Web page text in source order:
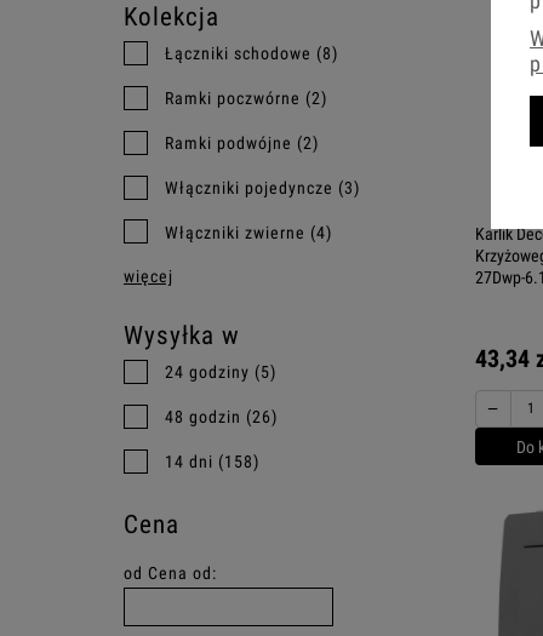
Kolekcja
Łączniki schodowe (8)
Ramki poczwórne (2)
Ramki podwójne (2)
Włączniki pojedyncze (3)
Włączniki zwierne (4)
więcej
Wysyłka w
24 godziny (5)
48 godzin (26)
14 dni (158)
Cena
od Cena od:
Karlik
27Dwp-6.1
43,34
−
Do